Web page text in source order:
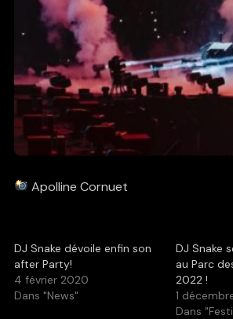
Apolline Cornuet
DJ Snake dévoile enfin son
after Party!
4 février 2020
Dans "News"
DJ Snake
au Parc
2022 !
1
Dans